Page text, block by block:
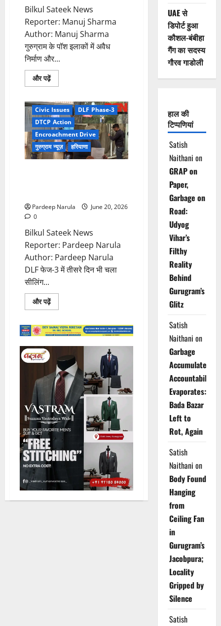
Bilkul Sateek News
Reporter: Manuj Sharma
Author: Manuj Sharma
गुरुग्राम के पॉश इलाकों में अवैध
निर्माण और...
और पढ़ेंRead
more
जून
के
बाद
DLF
में
चलेगा
सीलिंग
और
बुलडोजर
Civic Issues
DLF Phase-3
DTCP Action
Encroachment Drive
गुरुग्राम न्यूज़
हरियाणा
Pardeep Narula
June 20, 2026
0
Bilkul Sateek News
Reporter: Pardeep Narula
Author: Pardeep Narula
DLF फेज-3 में तीसरे दिन भी चला
सीलिंग...
और पढ़ेंRead
more
फेज-3
में
सीलिंग
ड्राइव,
कई
PG
और
29
दुकानें
सील!!!
UAE से
डिपोर्ट हुआ
कौशल-बंबीहा
गैंग का सदस्य
गौरव गाडोली
हाल की
टिप्पणियां
Satish
Naithani on
GRAP on
Paper,
Garbage on
Road:
Udyog
Vihar’s
Filthy
Reality
Behind
Gurugram’s
Glitz
Satish
Naithani on
Garbage
Accumulates,
Accountability
Evaporates:
Bada Bazar
Left to
Rot, Again
Satish
Naithani on
Body Found
Hanging
from
Ceiling Fan
in
Gurugram’s
Jacobpura;
Locality
Gripped by
Silence
Satish